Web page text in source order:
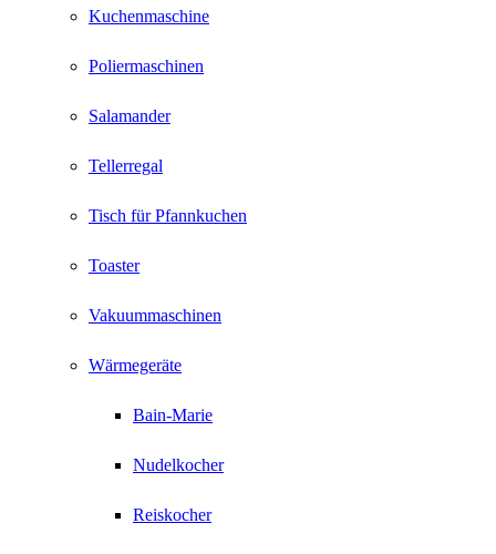
Kuchenmaschine
Poliermaschinen
Salamander
Tellerregal
Tisch für Pfannkuchen
Toaster
Vakuummaschinen
Wärmegeräte
Bain-Marie
Nudelkocher
Reiskocher